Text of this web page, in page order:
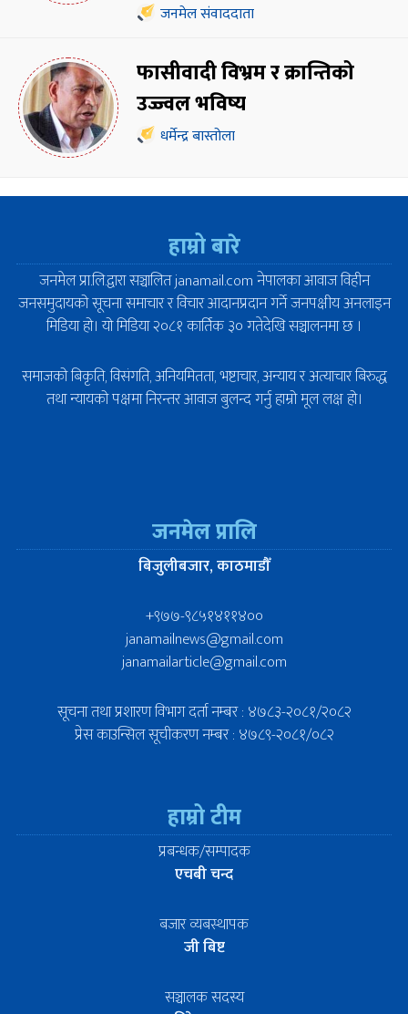
जनमेल संवाददाता
फासीवादी विभ्रम र क्रान्तिको
उज्ज्वल भविष्य
धर्मेन्द्र बास्तोला
हाम्रो बारे
जनमेल प्रा.लि.द्वारा सञ्चालित janamail.com नेपालका आवाज विहीन
जनसमुदायको सूचना समाचार र विचार आदानप्रदान गर्ने जनपक्षीय अनलाइन
मिडिया हो। यो मिडिया २०८१ कार्तिक ३० गतेदेखि सञ्चालनमा छ ।
समाजको बिकृति, विसंगति, अनियमितता, भष्टाचार, अन्याय र अत्याचार बिरुद्ध
तथा न्यायको पक्षमा निरन्तर आवाज बुलन्द गर्नु हाम्रो मूल लक्ष हो।
जनमेल प्रालि
बिजुलीबजार, काठमाडौँ
+९७७-९८५१४११४००
janamailnews@gmail.com
janamailarticle@gmail.com
सूचना तथा प्रशारण विभाग दर्ता नम्बर : ४७८३-२०८१/२०८२
प्रेस काउन्सिल सूचीकरण नम्बर : ४७८९-२०८१/०८२
हाम्रो टीम
प्रबन्धक/सम्पादक
एचबी चन्द
बजार व्यबस्थापक
जी बिष्ट
सञ्चालक सदस्य